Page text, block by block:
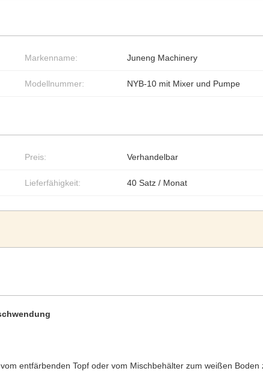
Markenname: Juneng Machinery
Modellnummer: NYB-10 mit Mixer und Pumpe
Preis: Verhandelbar
Lieferfähigkeit: 40 Satz / Monat
entfärbenden Topf oder vom Mischbehälter zum weißen Boden